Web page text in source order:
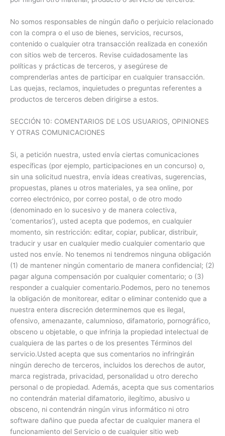
No somos responsables de ningún daño o perjuicio relacionado
con la compra o el uso de bienes, servicios, recursos,
contenido o cualquier otra transacción realizada en conexión
con sitios web de terceros. Revise cuidadosamente las
políticas y prácticas de terceros, y asegúrese de
comprenderlas antes de participar en cualquier transacción.
Las quejas, reclamos, inquietudes o preguntas referentes a
productos de terceros deben dirigirse a estos.
SECCIÓN 10: COMENTARIOS DE LOS USUARIOS, OPINIONES
Y OTRAS COMUNICACIONES
Si, a petición nuestra, usted envía ciertas comunicaciones
específicas (por ejemplo, participaciones en un concurso) o,
sin una solicitud nuestra, envía ideas creativas, sugerencias,
propuestas, planes u otros materiales, ya sea online, por
correo electrónico, por correo postal, o de otro modo
(denominado en lo sucesivo y de manera colectiva,
‘comentarios’), usted acepta que podemos, en cualquier
momento, sin restricción: editar, copiar, publicar, distribuir,
traducir y usar en cualquier medio cualquier comentario que
usted nos envíe. No tenemos ni tendremos ninguna obligación
(1) de mantener ningún comentario de manera confidencial; (2)
pagar alguna compensación por cualquier comentario; o (3)
responder a cualquier comentario.Podemos, pero no tenemos
la obligación de monitorear, editar o eliminar contenido que a
nuestra entera discreción determinemos que es ilegal,
ofensivo, amenazante, calumnioso, difamatorio, pornográfico,
obsceno u objetable, o que infrinja la propiedad intelectual de
cualquiera de las partes o de los presentes Términos del
servicio.Usted acepta que sus comentarios no infringirán
ningún derecho de terceros, incluidos los derechos de autor,
marca registrada, privacidad, personalidad u otro derecho
personal o de propiedad. Además, acepta que sus comentarios
no contendrán material difamatorio, ilegítimo, abusivo u
obsceno, ni contendrán ningún virus informático ni otro
software dañino que pueda afectar de cualquier manera el
funcionamiento del Servicio o de cualquier sitio web